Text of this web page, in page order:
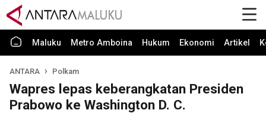
Maluku Metro Amboina Hukum Ekonomi Artikel
ANTARA Polkam
Wapres lepas keberangkatan Presiden
Prabowo ke Washington D. C.